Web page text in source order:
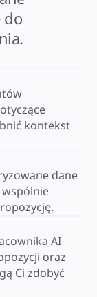
do
kontekst
dane
wspólnie
AI
oraz
Ci zdobyć